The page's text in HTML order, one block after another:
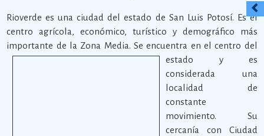
Rioverde es una ciudad del estado de San Luis Potosí. Es el
centro agrícola, económico, turístico y demográfico más
importante de la Zona Media. Se encuentra en el centro del
estado y es
considerada una
localidad de
constante
movimiento. Su
cercanía con Ciudad